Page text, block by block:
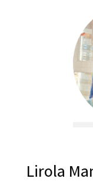
Lirola